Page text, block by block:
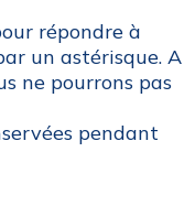
répondre à
un astérisque. A
ne pourrons pas
pendant